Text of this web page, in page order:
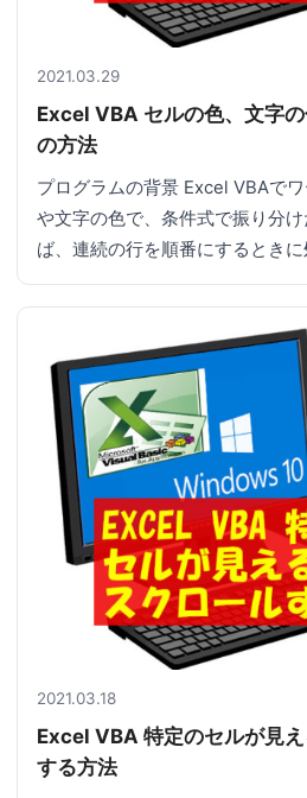
2021.03.29
Excel VBA セルの色、文字
の方法
プログラムの背景 Excel VBAで
や文字の色で、条件式で振り分け
ば、連続の行を順番にするとき
2021.03.18
Excel VBA 特定のセルが見
する方法